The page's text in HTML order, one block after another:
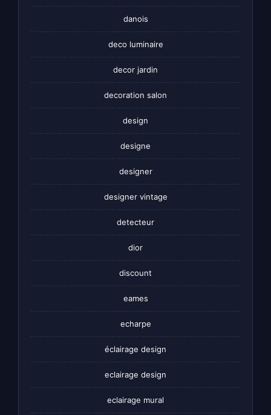
danois
deco luminaire
decor jardin
decoration salon
design
designe
designer
designer vintage
detecteur
dior
discount
eames
echarpe
éclairage design
eclairage design
eclairage mural